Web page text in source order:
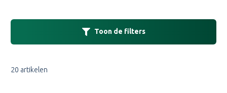
20 artikelen
Toon de filters